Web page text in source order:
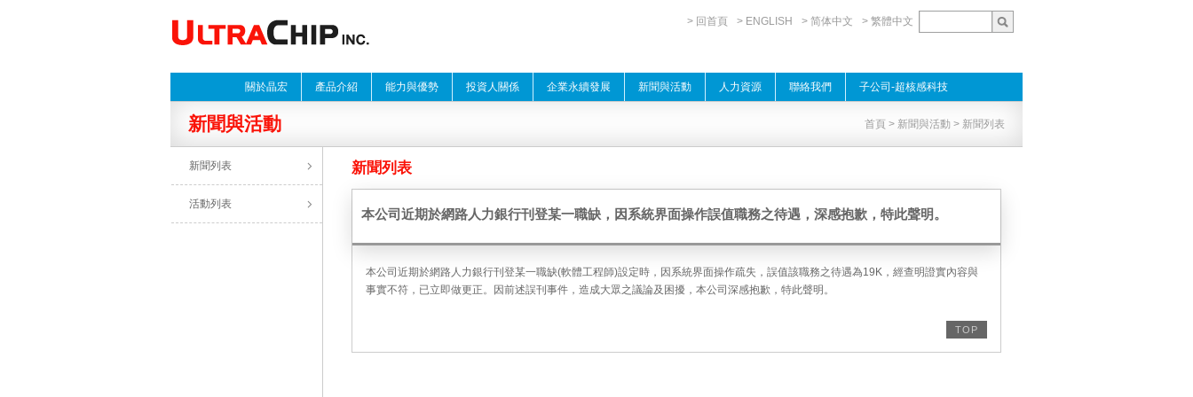
> 回首頁 > ENGLISH > 简体中文 > 繁體中文
關於晶宏 產品介紹 能力與優勢 投資人關係 企業永續發展 新聞與活動 人力資源 聯絡我們 子公司-超核感科技
新聞與活動 首頁 > 新聞與活動 > 新聞列表
新聞列表
活動列表
新聞列表
本公司近期於網路人力銀行刊登某一職缺，因系統界面操作誤值職務之待遇，深感抱歉，特此聲明。
本公司近期於網路人力銀行刊登某一職缺(軟體工程師)設定時，因系統界面操作疏失，誤值該職務之待遇為19K，經查明證實內容與
事實不符，已立即做更正。因前述誤刊事件，造成大眾之議論及困擾，本公司深感抱歉，特此聲明。
TOP